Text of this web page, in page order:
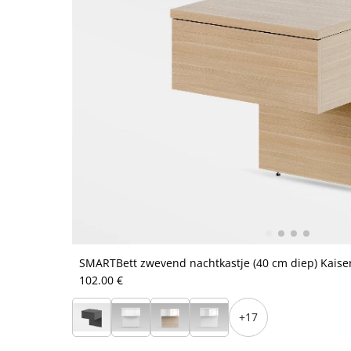
SMARTBett zwevend nachtkastje (40 cm diep)
102.00 €
+17